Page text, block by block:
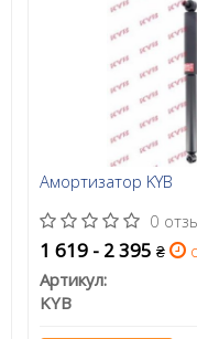
Амортизатор KYB
0
1 619 - 2 395 ₴
Артикул:
KYB